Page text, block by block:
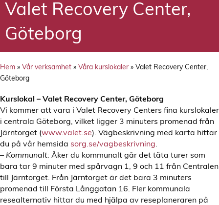
Valet Recovery Center,
Göteborg
Hem » Vår verksamhet » Våra kurslokaler » Valet Recovery Center,
Göteborg
Kurslokal – Valet Recovery Center, Göteborg
Vi kommer att vara i Valet Recovery Centers fina kurslokaler
i centrala Göteborg, vilket ligger 3 minuters promenad från
Järntorget (www.valet.se). Vägbeskrivning med karta hittar
du på vår hemsida sorg.se/vagbeskrivning.
– Kommunalt: Åker du kommunalt går det täta turer som
bara tar 9 minuter med spårvagn 1, 9 och 11 från Centralen
till Järntorget. Från Järntorget är det bara 3 minuters
promenad till Första Långgatan 16. Fler kommunala
resealternativ hittar du med hjälpa av reseplaneraren på